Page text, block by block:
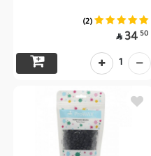
(2)
50
34

1